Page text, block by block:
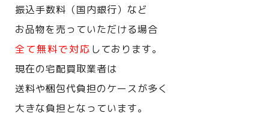
振込手数料（国内銀行）など
お品物を売っていただける場合
全て無料で対応 しております。
現在の宅配買取業者は
送料や梱包代負担のケースが多く
大きな負担となっています。